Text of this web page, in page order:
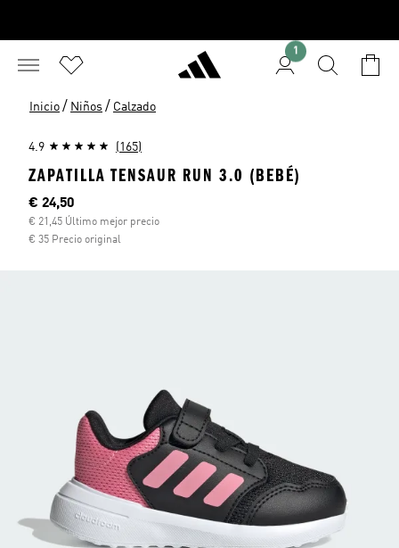
1
Inicio / Niños / Calzado
4.9 (165)
ZAPATILLA TENSAUR RUN 3.0 (BEBÉ)
Precio actual
€ 24,50
€ 21,45 Último mejor precio
€ 35 Precio original